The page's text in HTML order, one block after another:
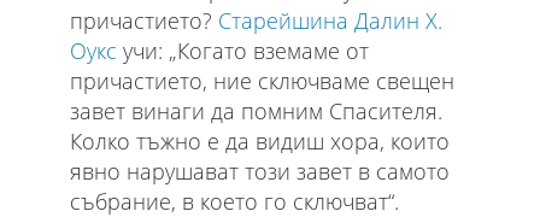
причастието? Старейшина Далин Х.
Оукс учи: „Когато вземаме от
причастието, ние сключваме свещен
завет винаги да помним Спасителя.
Колко тъжно е да видиш хора, които
явно нарушават този завет в самото
събрание, в което го сключват“.